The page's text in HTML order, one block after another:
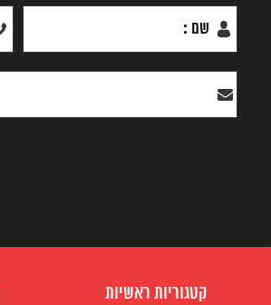
קטגוריות ראשיות